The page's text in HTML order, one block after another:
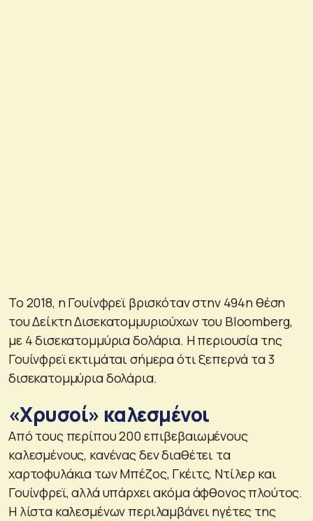
Το 2018, η Γουίνφρεϊ βρισκόταν στην 494η θέση
του Δείκτη Δισεκατομμυριούχων του Bloomberg,
με 4 δισεκατομμύρια δολάρια. Η περιουσία της
Γουίνφρεϊ εκτιμάται σήμερα ότι ξεπερνά τα 3
δισεκατομμύρια δολάρια.
«Χρυσοί» καλεσμένοι
Από τους περίπου 200 επιβεβαιωμένους
καλεσμένους, κανένας δεν διαθέτει τα
χαρτοφυλάκια των Μπέζος, Γκέιτς, Ντίλερ και
Γουίνφρεϊ, αλλά υπάρχει ακόμα άφθονος πλούτος.
Η λίστα καλεσμένων περιλαμβάνει ηγέτες της